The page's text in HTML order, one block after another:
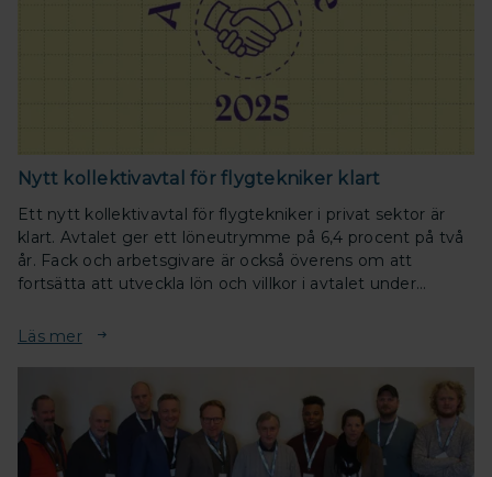
Nytt kollektivavtal för flygtekniker klart
Ett nytt kollektivavtal för flygtekniker i privat sektor är
klart. Avtalet ger ett löneutrymme på 6,4 procent på två
år. Fack och arbetsgivare är också överens om att
fortsätta att utveckla lön och villkor i avtalet under
Läs mer